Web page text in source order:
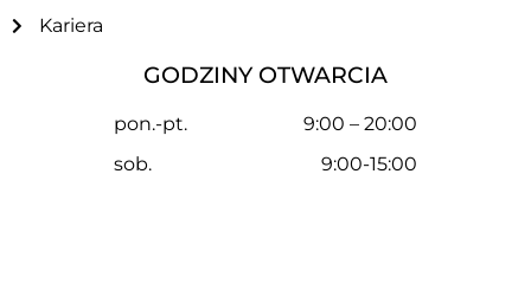
Kariera
GODZINY OTWARCIA
pon.-pt.
9:00 – 20:00
sob.
9:00-15:00